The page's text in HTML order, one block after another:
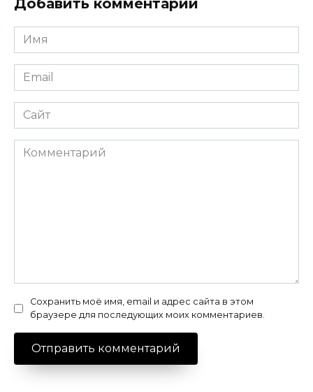
Добавить комментарий
Имя
*
Email
*
Сайт
Комментарий
Сохранить моё имя, email и адрес сайта в этом
браузере для последующих моих комментариев.